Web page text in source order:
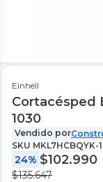
Einhell
Cortacésped
1030
Vendido por
SKU MKL7HCBQYK-1
24% $102.990
$135.647